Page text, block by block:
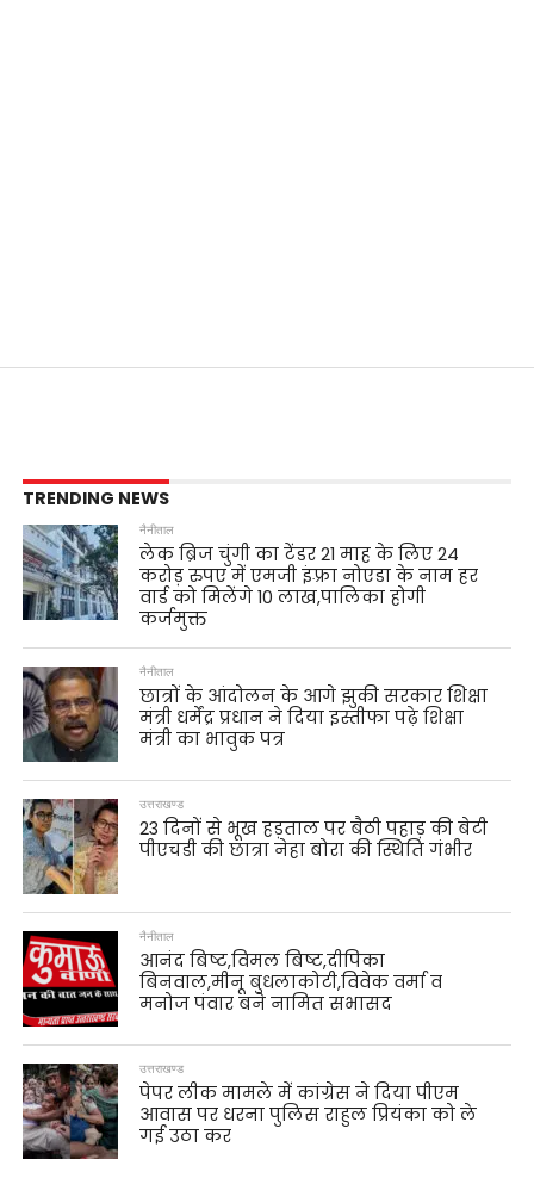
TRENDING NEWS
नैनीताल
लेक ब्रिज चुंगी का टेंडर 21 माह के लिए 24
करोड़ रुपए में एमजी इंफ़्रा नोएडा के नाम हर
वार्ड को मिलेंगे 10 लाख,पालिका होगी
कर्जमुक्त
नैनीताल
छात्रों के आंदोलन के आगे झुकी सरकार शिक्षा
मंत्री धर्मेंद्र प्रधान ने दिया इस्तीफा पढ़े शिक्षा
मंत्री का भावुक पत्र
उत्तराखण्ड
23 दिनों से भूख हड़ताल पर बैठी पहाड़ की बेटी
पीएचडी की छात्रा नेहा बोरा की स्थिति गंभीर
नैनीताल
आनंद बिष्ट,विमल बिष्ट,दीपिका
बिनवाल,मीनू बुधलाकोटी,विवेक वर्मा व
मनोज पंवार बने नामित सभासद
उत्तराखण्ड
पेपर लीक मामले में कांग्रेस ने दिया पीएम
आवास पर धरना पुलिस राहुल प्रियंका को ले
गई उठा कर